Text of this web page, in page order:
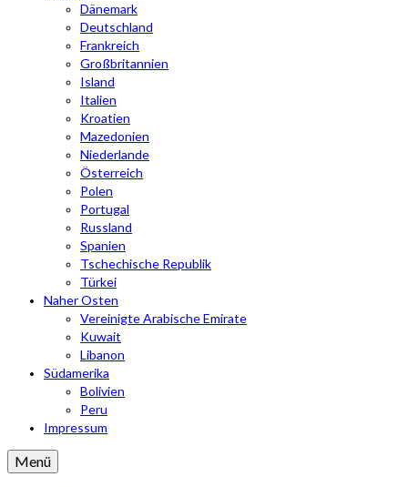
Dänemark
Deutschland
Frankreich
Großbritannien
Island
Italien
Kroatien
Mazedonien
Niederlande
Österreich
Polen
Portugal
Russland
Spanien
Tschechische Republik
Türkei
Naher Osten
Vereinigte Arabische Emirate
Kuwait
Libanon
Südamerika
Bolivien
Peru
Impressum
Menü